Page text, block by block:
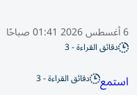
6 أغسطس 2026 01:41 صباحًا
دقائق القراءة - 3
استمع دقائق القراءة - 3